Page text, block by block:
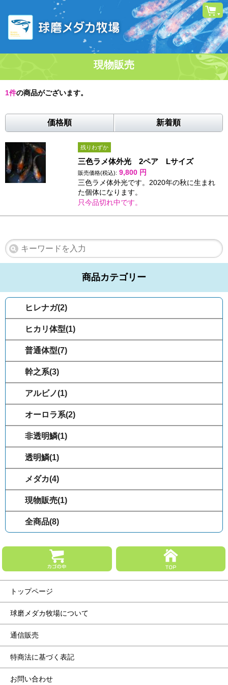
現物販売
1件の商品がございます。
価格順 新着順
残りわずか
三色ラメ体外光 2ペア Lサイズ
販売価格(税込): 9,800 円
三色ラメ体外光です。2020年の秋に生まれ
た個体になります。
只今品切れ中です。
商品カテゴリー
ヒレナガ(2)
ヒカリ体型(1)
普通体型(7)
幹之系(3)
アルビノ(1)
オーロラ系(2)
非透明鱗(1)
透明鱗(1)
メダカ(4)
現物販売(1)
全商品(8)
トップページ
球磨メダカ牧場について
通信販売
特商法に基づく表記
お問い合わせ